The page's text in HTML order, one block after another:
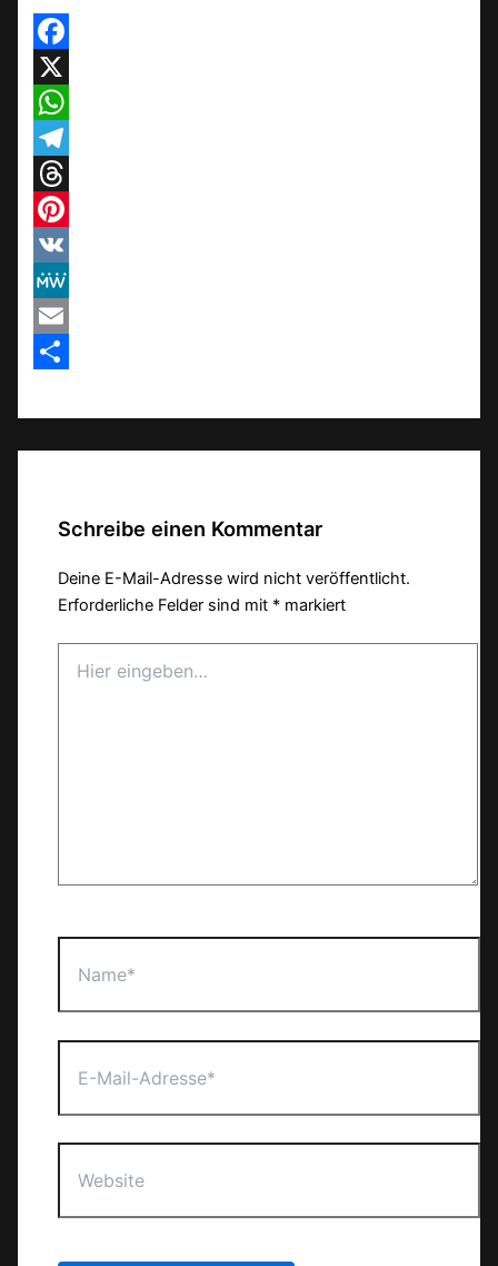
Facebook
X
WhatsApp
Telegram
Threads
Pinterest
VK
MeWe
Email
Schreibe einen Kommentar
Deine E-Mail-Adresse wird nicht veröffentlicht.
Erforderliche Felder sind mit * markiert
eingeben…
Mail-